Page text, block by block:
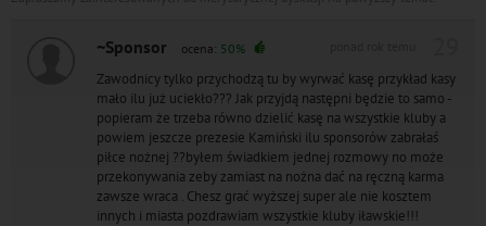
~Sponsor ocena: 50%
Zawodnicy tylko przychodzą tu by wyrwać kasę przykład kasy
mało ilu już uciekło??? Jak przyjdą następni będzie to samo -
popieram że trzeba równo dzielić kasę na wszystkie kluby a
powiem jeszcze prezesie Kamiński ilu sponsorów zabrałaś
piłce nożnej ??byłem świadkiem jednej rozmowy no może
przekonywania zeby zamiast na nożna dać na ręczną karma
zawsze wraca . Chesz grać wyższej super ale nie kosztem
innych i miasta pozdrawiam wszystkie kluby iławskie!!!